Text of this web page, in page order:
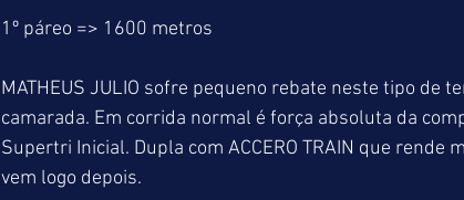
1º páreo => 1600 metros
MATHEUS JULIO sofre pequeno rebate neste tipo de
camarada. Em corrida normal é força absoluta da
Supertri Inicial. Dupla com ACCERO TRAIN que rende
vem logo depois.